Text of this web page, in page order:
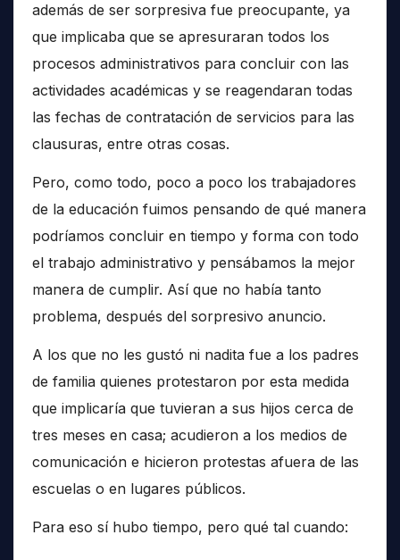
además de ser sorpresiva fue preocupante, ya
que implicaba que se apresuraran todos los
procesos administrativos para concluir con las
actividades académicas y se reagendaran todas
las fechas de contratación de servicios para las
clausuras, entre otras cosas.
Pero, como todo, poco a poco los trabajadores
de la educación fuimos pensando de qué manera
podríamos concluir en tiempo y forma con todo
el trabajo administrativo y pensábamos la mejor
manera de cumplir. Así que no había tanto
problema, después del sorpresivo anuncio.
A los que no les gustó ni nadita fue a los padres
de familia quienes protestaron por esta medida
que implicaría que tuvieran a sus hijos cerca de
tres meses en casa; acudieron a los medios de
comunicación e hicieron protestas afuera de las
escuelas o en lugares públicos.
Para eso sí hubo tiempo, pero qué tal cuando: